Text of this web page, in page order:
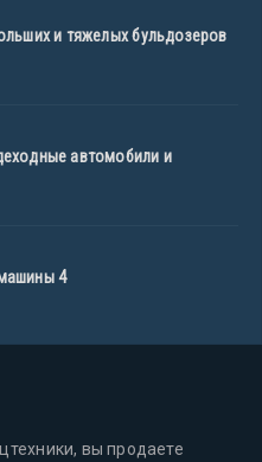
и тяжелых бульдозеров
автомобили и
4
вы продаете